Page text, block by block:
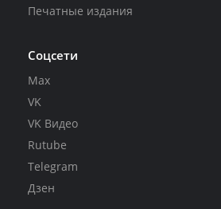
Печатные издания
Соцсети
Max
VK
VK Видео
Rutube
Telegram
Дзен